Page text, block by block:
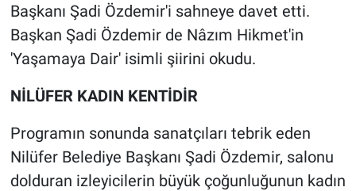
Başkanı Şadi Özdemir'i sahneye davet etti.
Başkan Şadi Özdemir de Nâzım Hikmet'in
'Yaşamaya Dair' isimli şiirini okudu.
NİLÜFER KADIN KENTİDİR
Programın sonunda sanatçıları tebrik eden
Nilüfer Belediye Başkanı Şadi Özdemir, salonu
dolduran izleyicilerin büyük çoğunluğunun kadın